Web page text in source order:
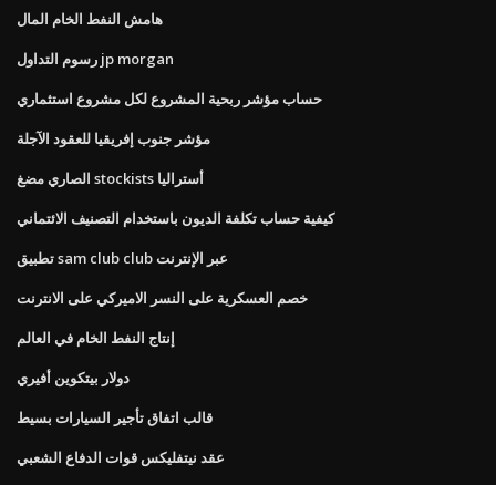
هامش النفط الخام المال
رسوم التداول jp morgan
حساب مؤشر ربحية المشروع لكل مشروع استثماري
مؤشر جنوب إفريقيا للعقود الآجلة
الصاري مضغ stockists أستراليا
كيفية حساب تكلفة الديون باستخدام التصنيف الائتماني
تطبيق sam club club عبر الإنترنت
خصم العسكرية على النسر الاميركي على الانترنت
إنتاج النفط الخام في العالم
دولار بيتكوين أفيري
قالب اتفاق تأجير السيارات بسيط
عقد نيتفليكس قوات الدفاع الشعبي